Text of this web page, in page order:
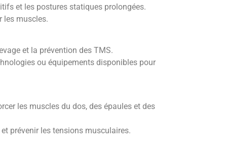
et les postures statiques prolongées.
les muscles.
et la prévention des TMS.
ou équipements disponibles pour
les muscles du dos, des épaules et des
prévenir les tensions musculaires.